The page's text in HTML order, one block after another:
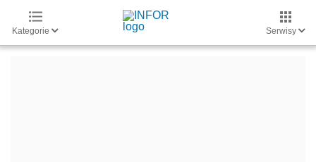
Kategorie Serwisy